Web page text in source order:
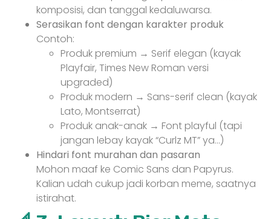
komposisi, dan tanggal kedaluwarsa.
Serasikan font dengan karakter produk
Contoh:
Produk premium → Serif elegan (kayak
Playfair, Times New Roman versi
upgraded)
Produk modern → Sans-serif clean (kayak
Lato, Montserrat)
Produk anak-anak → Font playful (tapi
jangan lebay kayak “Curlz MT” ya…)
Hindari font murahan dan pasaran
Mohon maaf ke Comic Sans dan Papyrus.
Kalian udah cukup jadi korban meme, saatnya
istirahat.